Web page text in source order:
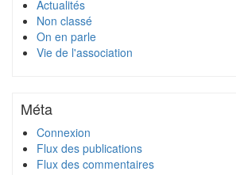
Actualités
Non classé
On en parle
Vie de l'association
Méta
Connexion
Flux des publications
Flux des commentaires